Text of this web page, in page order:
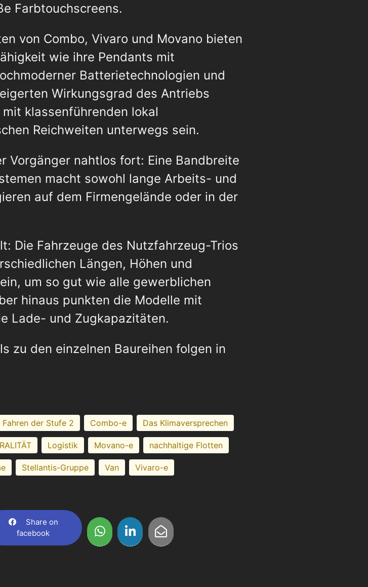
Farbtouchscreens.
von Combo, Vivaro und Movano bieten
wie ihre Pendants mit
Batterietechnologien und
Wirkungsgrad des Antriebs
klassenführenden lokal
Reichweiten unterwegs sein.
Vorgänger nahtlos fort: Eine Bandbreite
macht sowohl lange Arbeits- und
auf dem Firmengelände oder in der
Die Fahrzeuge des Nutzfahrzeug-Trios
Längen, Höhen und
um so gut wie alle gewerblichen
hinaus punkten die Modelle mit
Lade- und Zugkapazitäten.
zu den einzelnen Baureihen folgen in
der Stufe 2 Combo-e Das Klimaversprechen
Logistik Movano-e nachhaltige Flotten
Stellantis-Gruppe Van Vivaro-e
Share on
facebook